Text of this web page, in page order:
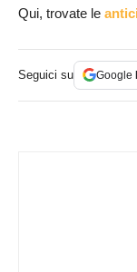
Qui, trovate le
Seguici su Google